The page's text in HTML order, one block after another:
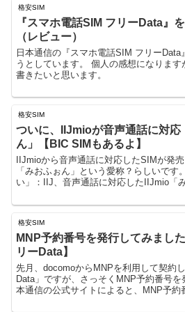
格安SIM
『スマホ電話SIM フリーData』
（レビュー）
日本通信の『スマホ電話SIM フリー
うとしています。 個人の感想になりますが、4ヶ月使ってみた感想を
書きたいと思います。
格安SIM
ついに、IIJmioが音声通話に対応
ん」【BIC SIMもあるよ】
IIJmioから音声通話に対応したSIMが発
「みおふぉん」という愛称？らしいです。 「通話の需要は依然強
い」：IIJ、音声通話に対応したIIJmio「
格安SIM
MNP予約番号を発行してみまし
リーData】
先月、docomoからMNPを利用して契約
Data」ですが、さっそくMNP予約番号
本通信の公式サイトによると、MNP予約